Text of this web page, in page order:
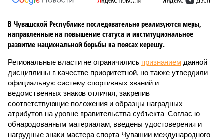
В Чувашской Республике последовательно реализуются меры,
направленные на повышение статуса и институциональное
развитие национальной борьбы на поясах керешу.
Региональные власти не ограничились признанием данной
дисциплины в качестве приоритетной, но также утвердили
официальную систему спортивных званий и
ведомственных знаков отличия, закрепив
соответствующие положения и образцы наградных
атрибутов на уровне правительства субъекта. Согласно
обнародованным материалам, введены удостоверения и
нагрудные знаки мастера спорта Чувашии международного